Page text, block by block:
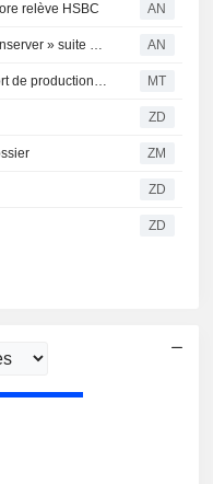
relève HSBC AN
Les courtiers abaissent leur recommandation sur Rotork à " conserver » suite au rachat par ABB AN
Berenberg actualise son modèle pour Rio Tinto après le rapport de production du deuxième trimestre ; recommandation "Conserver" maintenue MT
ZD
ZM
ZD
ZD